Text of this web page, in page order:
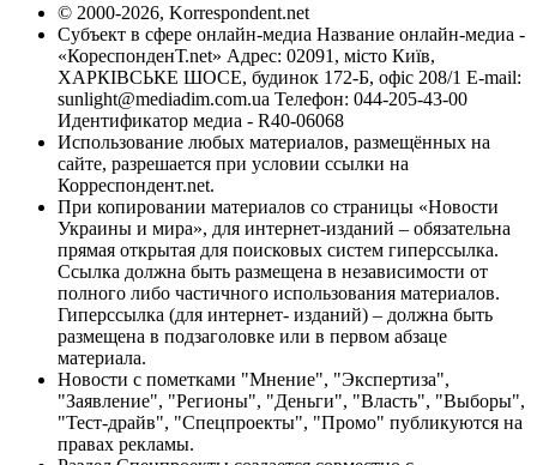
© 2000-2026, Korrespondent.net
Субъект в сфере онлайн-медиа Название онлайн-медиа -
«КореспонденТ.net» Адрес: 02091, місто Київ,
ХАРКІВСЬКЕ ШОСЕ, будинок 172-Б, офіс 208/1 E-mail:
sunlight@mediadim.com.ua Телефон: 044-205-43-00
Идентификатор медиа - R40-06068
Использование любых материалов, размещённых на
сайте, разрешается при условии ссылки на
Корреспондент.net.
При копировании материалов со страницы «Новости
Украины и мира», для интернет-изданий – обязательна
прямая открытая для поисковых систем гиперссылка.
Ссылка должна быть размещена в независимости от
полного либо частичного использования материалов.
Гиперссылка (для интернет- изданий) – должна быть
размещена в подзаголовке или в первом абзаце
материала.
Новости с пометками "Мнение", "Экспертиза",
"Заявление", "Регионы", "Деньги", "Власть", "Выборы",
"Тест-драйв", "Спецпроекты", "Промо" публикуются на
правах рекламы.